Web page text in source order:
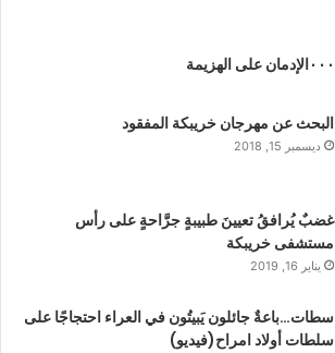
البحث عن مهرجان خريبكة المفقود
ديسمبر 15, 2018
غضبٌ يُرافقُ تعيينَ طبيبةٍ جرَّاحةٍ على رأس
مستشفى خريبكة
يناير 16, 2019
سطات…باعةٌ جائلون يَبيتُون في العراء احتجاجًا على
سلطات أولاد امراح(فيديو)